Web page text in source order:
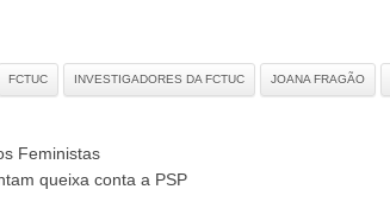
FCTUC INVESTIGADORES DA FCTUC JOANA FRAGÃO
Feministas
queixa conta a PSP